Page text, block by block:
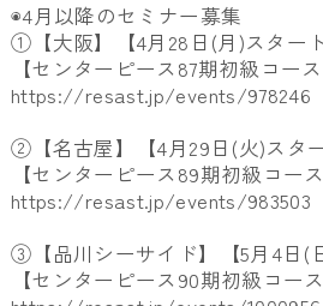
◉4月以降のセミナー募集
①【大阪】【4月28日(月)スタート
【センターピース87期初級コース
https://resast.jp/events/978246
②【名古屋】【4月29日(火)スター
【センターピース89期初級コース
https://resast.jp/events/983503
③【品川シーサイド】【5月4日(
【センターピース90期初級コース